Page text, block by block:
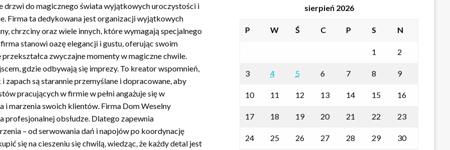
drzwi do magicznego świata wyjątkowych uroczystości i
Firma ta dedykowana jest organizacji wyjątkowych
chrzciny oraz wiele innych, które wymagają specjalnego
stanowi oazę elegancji i gustu, oferując swoim
zwyczajne momenty w magiczne chwile.
gdzie odbywają się imprezy. To kreator wspomnień,
są starannie przemyślane i dopracowane, aby
pracujących w firmie w pełni angażuje się w
i marzenia swoich klientów. Firma Dom Weselny
profesjonalnej obsłudze. Dlatego zapewnia
– od serwowania dań i napojów po koordynację
się na cieszeniu się chwilą, wiedząc, że każdy detal jest
sierpień 2026
P W Ś C P S N
1 2
3 4 5 6 7 8 9
10 11 12 13 14 15 16
17 18 19 20 21 22 23
24 25 26 27 28 29 30